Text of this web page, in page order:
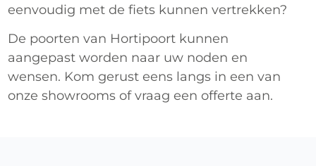
eenvoudig met de fiets kunnen vertrekken?
De poorten van Hortipoort kunnen
aangepast worden naar uw noden en
wensen. Kom gerust eens langs in een van
onze showrooms of vraag een offerte aan.